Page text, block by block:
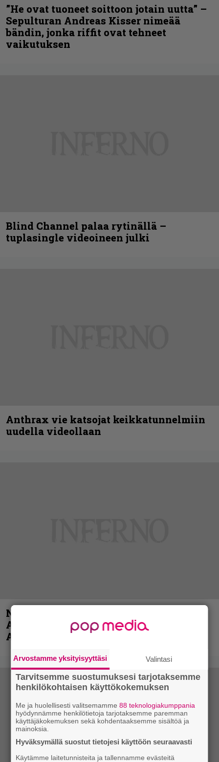
”He ovat tuoneet soittoon jotain uutta” –
Sepulturan Andreas Kisser nimeää
bändin, jonka riffit ovat tehneet
vaikutuksen
Blind Channel palaa rytinällä –
tuplasingle videoineen julki
Anthrax vie katsojat keikkatunnelmiin
uudella videollaan
Näin lähtee Ghostin Tobias Forgelta
Accept – menossa mukana myös
Anthrax- ja Korn-miehistöä
Arvostamme yksityisyyttäsi Valintasi
Tarvitsemme suostumuksesi tarjotaksemme
henkilökohtaisen käyttökokemuksen
Me ja huolellisesti valitsemamme88 teknologiakumppania
hyödynnämme henkilötietoja tarjotaksemme paremman
käyttäjäkokemuksen sekä kohdentaaksemme sisältöä ja
mainoksia.
Hyväksymällä suostut tietojesi käyttöön seuraavasti
Käytämme laitetunnisteita ja tallennamme evästeitä